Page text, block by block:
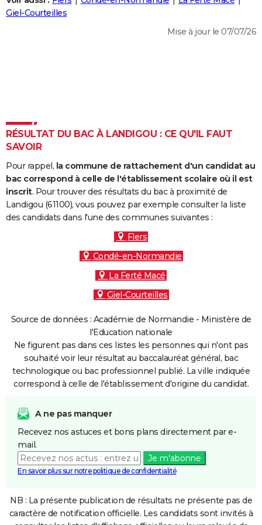
Destinations
City break
Voyage nature
Voyage de noces
Forum
Climat
+
PHOTO
Dictionnaire
Biographies
Citations
Expressions
Proverbes
PROGRAMME TV
S'inscrire
Se connecter
Lycées
Collèges
Primaires
Universités
Entreprises
Service militaire
Avis de recherche
AVIS DE DÉCÈS
FORUM
Giel-Courteilles
Mise à jour le 07/07/26
RÉSULTAT DU BAC À LANDIGOU : CE QU'IL FAUT
SAVOIR
Pour rappel, la commune de rattachement d'un candidat au
bac correspond à celle de l'établissement scolaire où il est
inscrit. Pour trouver des résultats du bac à proximité de
Landigou (61100), vous pouvez par exemple consulter la liste
des candidats dans l'une des communes suivantes :
Flers
Condé-en-Normandie
La Ferté Macé
Giel-Courteilles
Source de données : Académie de Normandie - Ministère de
l'Education nationale
Ne figurent pas dans ces listes les personnes qui n'ont pas
souhaité voir leur résultat au baccalauréat général, bac
technologique ou bac professionnel publié. La ville indiquée
correspond à celle de l'établissement d'origine du candidat.
A ne pas manquer
Recevez nos astuces et bons plans directement par e-
mail.
Je m'abonne
En savoir plus sur notre politique de confidentialité
NB : La présente publication de résultats ne présente pas de
caractère de notification officielle. Les candidats sont invités à